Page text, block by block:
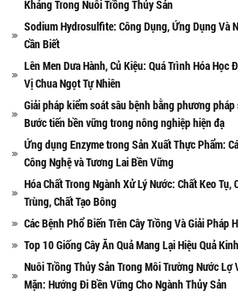
Kháng Trong Nuôi Trồng Thủy Sản
Sodium Hydrosulfite: Công Dụng, Ứng Dụng Và
Cần Biết
Lên Men Dưa Hành, Củ Kiệu: Quá Trình Hóa Học
Vị Chua Ngọt Tự Nhiên
Giải pháp kiểm soát sâu bệnh bằng phương
Bước tiến bền vững trong nông nghiệp hiện đạ
Ứng dụng Enzyme trong Sản Xuất Thực Phẩm:
Công Nghệ và Tương Lai Bền Vững
Hóa Chất Trong Ngành Xử Lý Nước: Chất Keo Tụ,
Trùng, Chất Tạo Bông
Các Bệnh Phổ Biến Trên Cây Trồng Và Giải Pháp
Top 10 Giống Cây Ăn Quả Mang Lại Hiệu Quả
Nuôi Trồng Thủy Sản Trong Môi Trường Nước Lợ
Mặn: Hướng Đi Bền Vững Cho Ngành Thủy Sản